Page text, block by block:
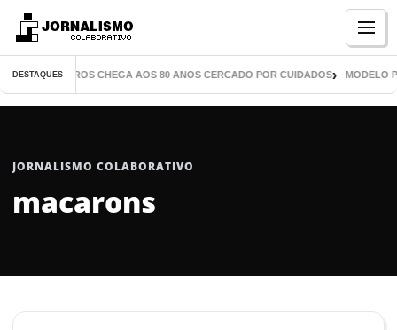
DESTAQUES
DE MIL LIVROS CHEGA AOS 80 ANOS CERCADO POR CUIDADOS MODELO
JORNALISMO COLABORATIVO
macarons